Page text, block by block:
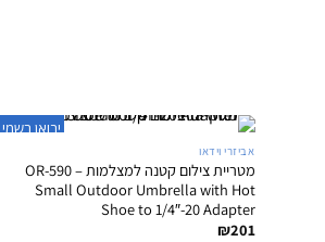
יבואן רשמי
אביזרי וידאו
מטריית צילום קטנה למצלמות – OR-590
Small Outdoor Umbrella with Hot
Shoe to 1/4″-20 Adapter
₪201